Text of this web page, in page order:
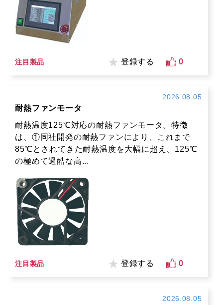
注目製品 登録する 0
2026.08.05
耐熱ファンモータ
耐熱温度125℃対応の耐熱ファンモータ。特徴
は、①同社開発の耐熱ファンにより、これまで
85℃とされてきた耐熱温度を大幅に超え、125℃
の極めて過酷な高...
注目製品 登録する 0
2026.08.05